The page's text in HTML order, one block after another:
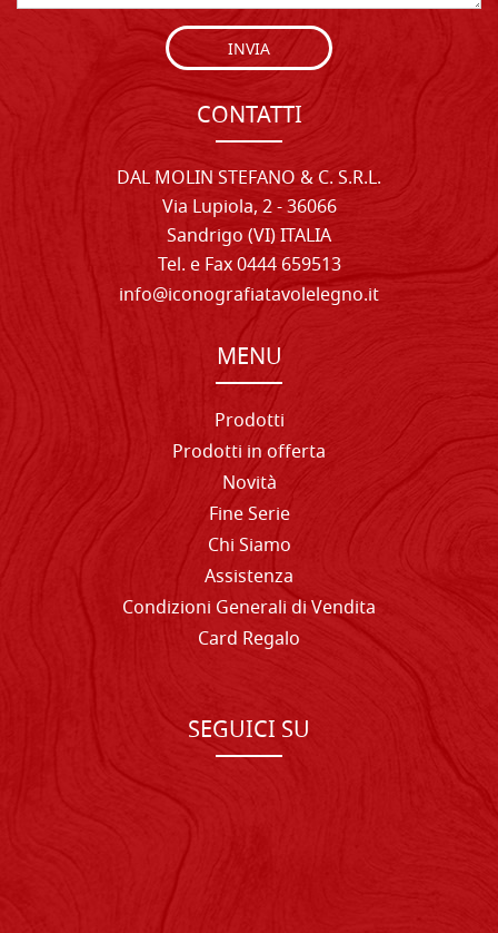
INVIA
CONTATTI
DAL MOLIN STEFANO & C. S.R.L.
Via Lupiola, 2 - 36066
Sandrigo (VI) ITALIA
Tel. e Fax 0444 659513
info@iconografiatavolelegno.it
MENU
Prodotti
Prodotti in offerta
Novità
Fine Serie
Chi Siamo
Assistenza
Condizioni Generali di Vendita
Card Regalo
SEGUICI SU